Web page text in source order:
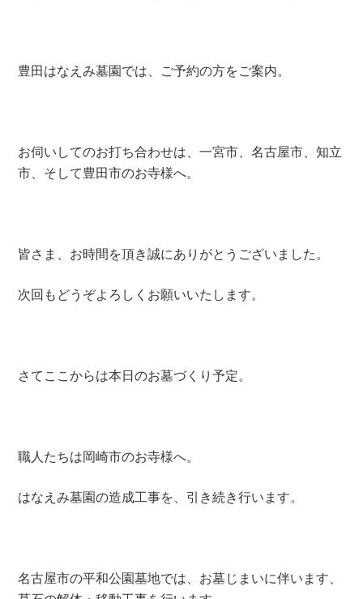
豊田はなえみ墓園では、ご予約の方をご案内。
お伺いしてのお打ち合わせは、一宮市、名古屋市、知立
市、そして豊田市のお寺様へ。
皆さま、お時間を頂き誠にありがとうございました。
次回もどうぞよろしくお願いいたします。
さてここからは本日のお墓づくり予定。
職人たちは岡崎市のお寺様へ。
はなえみ墓園の造成工事を、引き続き行います。
名古屋市の平和公園墓地では、お墓じまいに伴います、